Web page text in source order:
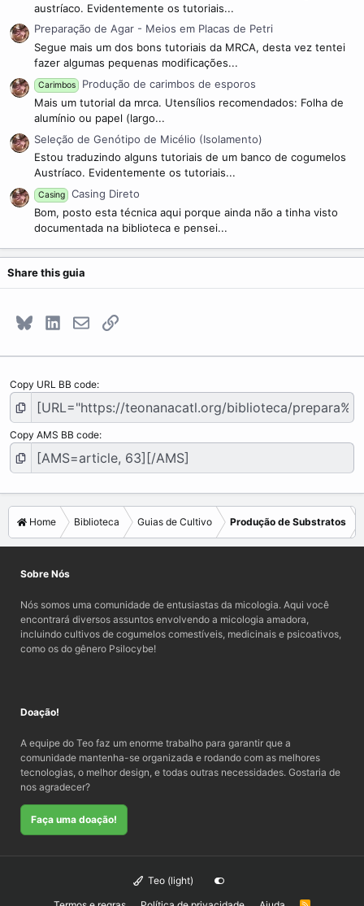
austríaco. Evidentemente os tutoriais...
Preparação de Agar - Meios em Placas de Petri
Segue mais um dos bons tutoriais da MRCA, desta vez tentei
fazer algumas pequenas modificações...
Carimbos
Produção de carimbos de esporos
Mais um tutorial da mrca. Utensílios recomendados: Folha de
alumínio ou papel (largo...
Seleção de Genótipo de Micélio (Isolamento)
Estou traduzindo alguns tutoriais de um banco de cogumelos
Austríaco. Evidentemente os tutoriais...
Casing
Casing Direto
Bom, posto esta técnica aqui porque ainda não a tinha visto
documentada na biblioteca e pensei...
Share this guia
BlueskyLinkedInE-mailLink
Copy URL BB code
Copy AMS BB code
Home Biblioteca Guias de Cultivo Produção de Substratos
Sobre Nós
Nós somos uma comunidade de entusiastas da micologia. Aqui você
encontrará diversos assuntos envolvendo a micologia amadora,
incluindo cultivos de cogumelos comestíveis, medicinais e psicoativos,
como os do gênero Psilocybe!
Doação!
A equipe do Teo faz um enorme trabalho para garantir que a
comunidade mantenha-se organizada e rodando com as melhores
tecnologias, o melhor design, e todas outras necessidades. Gostaria de
nos agradecer?
Faça uma doação!
Teo (light)
R